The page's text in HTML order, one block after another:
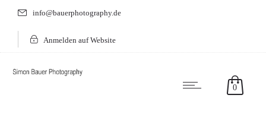
info@bauerphotography.de
Anmelden auf Website
0